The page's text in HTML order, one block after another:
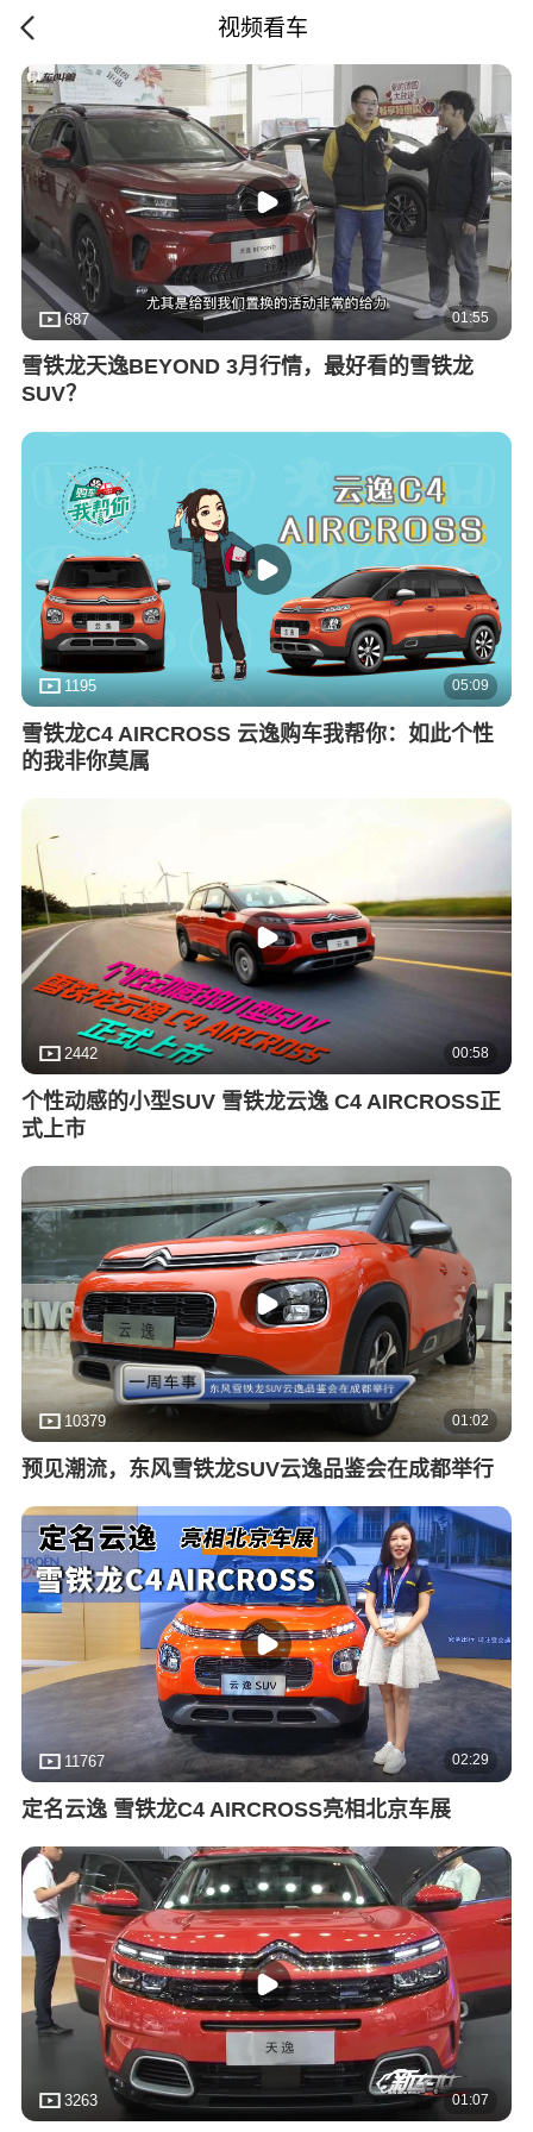
视频看车
687 01:55
雪铁龙天逸BEYOND 3月行情，最好看的雪铁龙
SUV？
1195 05:09
雪铁龙C4 AIRCROSS 云逸购车我帮你：如此个性
的我非你莫属
2442 00:58
个性动感的小型SUV 雪铁龙云逸 C4 AIRCROSS正
式上市
10379 01:02
预见潮流，东风雪铁龙SUV云逸品鉴会在成都举行
11767 02:29
定名云逸 雪铁龙C4 AIRCROSS亮相北京车展
3263 01:07